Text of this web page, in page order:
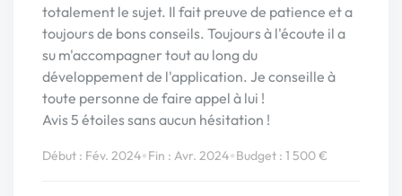
totalement le sujet. Il fait preuve de patience et a
toujours de bons conseils. Toujours à l'écoute il a
su m'accompagner tout au long du
développement de l'application. Je conseille à
toute personne de faire appel à lui !
Avis 5 étoiles sans aucun hésitation !
Début : Fév. 2024•Fin : Avr. 2024•Budget : 1 500 €